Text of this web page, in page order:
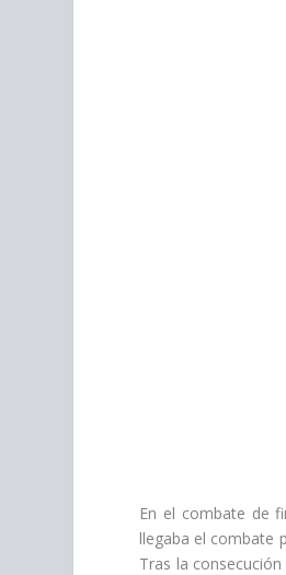
En el combate de
llegaba el combate
Tras la